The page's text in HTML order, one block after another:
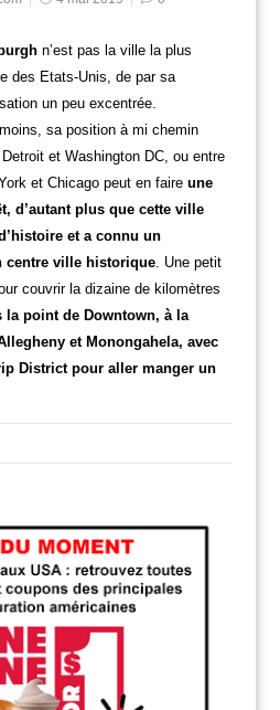
n’est pas la ville la plus
des Etats-Unis, de par sa
un peu excentrée.
sa position à mi chemin
et Washington DC, ou entre
et Chicago peut en faire une
d’autant plus que cette ville
et a connu un
centre ville historique. Une petit
couvrir la dizaine de kilomètres
la point de Downtown, à la
et Monongahela, avec
District pour aller manger un